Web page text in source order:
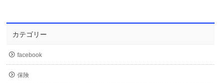
カテゴリー
facebook
保険